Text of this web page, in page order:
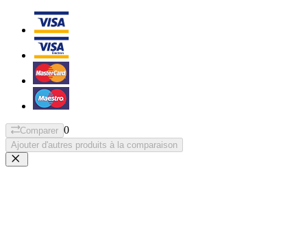
Comparer 0
Ajouter d'autres produits à la comparaison